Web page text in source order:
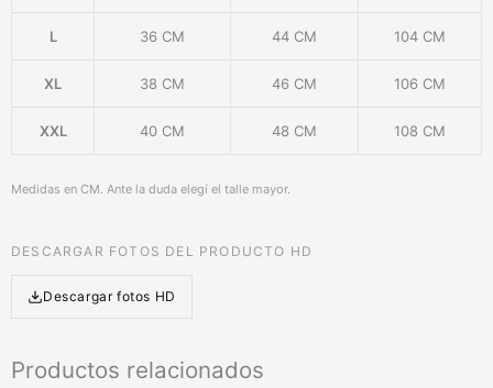
L 36 CM 44 CM 104 CM
XL 38 CM 46 CM 106 CM
XXL 40 CM 48 CM 108 CM
Medidas en CM. Ante la duda elegí el talle mayor.
DESCARGAR FOTOS DEL PRODUCTO HD
Descargar fotos HD
Productos relacionados